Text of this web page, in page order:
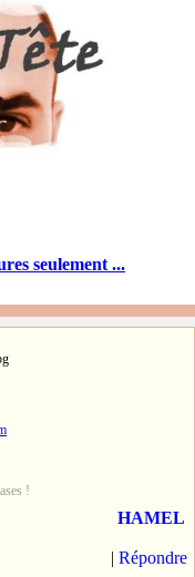
seulement ...
!
HAMEL
| Répondre